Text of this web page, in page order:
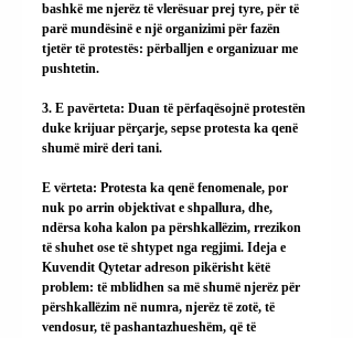
bashkë me njerëz të vlerësuar prej tyre, për të
parë mundësinë e një organizimi për fazën
tjetër të protestës: përballjen e organizuar me
pushtetin.
3. E pavërteta: Duan të përfaqësojnë protestën
duke krijuar përçarje, sepse protesta ka qenë
shumë mirë deri tani.
E vërteta: Protesta ka qenë fenomenale, por
nuk po arrin objektivat e shpallura, dhe,
ndërsa koha kalon pa përshkallëzim, rrezikon
të shuhet ose të shtypet nga regjimi. Ideja e
Kuvendit Qytetar adreson pikërisht këtë
problem: të mblidhen sa më shumë njerëz për
përshkallëzim në numra, njerëz të zotë, të
vendosur, të pashantazhueshëm, që të